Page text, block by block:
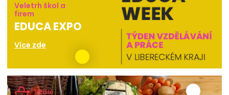
Veletrh škol a
firem
EDUCA EXPO
Více zde